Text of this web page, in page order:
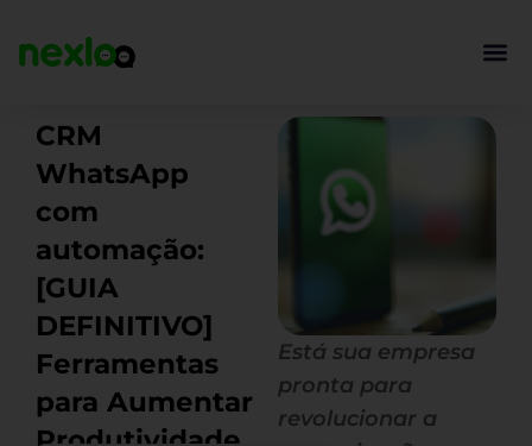
para
CRM
WhatsApp
com
automação:
[GUIA
DEFINITIVO]
Ferramentas
para Aumentar
Está sua empresa
pronta para
revolucionar a